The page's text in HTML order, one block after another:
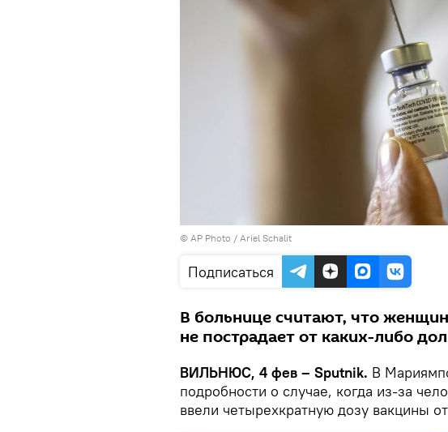
© AP Photo / Ariel Schalit
Подписаться
В больнице считают, что
не пострадает от каких-либо
ВИЛЬНЮС, 4 фев – Sputnik. В
подробности о случае, когда из-за
ввели четырехкратную дозу вакцины